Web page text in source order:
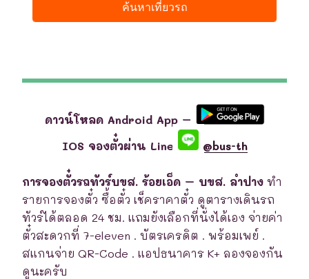
ดาวน์โหลด Android App –
IOS จองตั๋วผ่าน Line
@bus-th
การจองตั๋วรถทัวร์บขส. ร้อยเอ็ด – บขส. ลำปาง ทำ
รายการจองตั๋ว ซื้อตั๋ว เช็คราคาตั๋ว ดูตารางเดินรถ
ทัวร์ได้ตลอด 24 ชม. แถมยังเลือกที่นั่งได้เอง จ่ายค่า
ตั๋วสะดวกที่ 7-eleven . บัตรเครดิต . พร้อมเพย์ .
สแกนจ่าย QR-Code . แอปธนาคาร K+ ลองจองกัน
ดูนะครับ